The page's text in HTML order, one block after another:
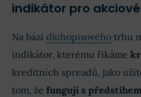
indikátor pro
Na bázi dluhopisového trhu
indikátor, kterému říkáme
kreditních spreadů, jako
tom, že fungují s